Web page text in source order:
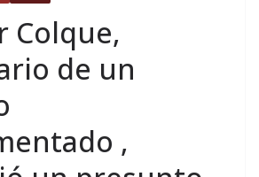
Colque,
de un
,